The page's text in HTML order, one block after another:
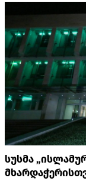
სუსმა